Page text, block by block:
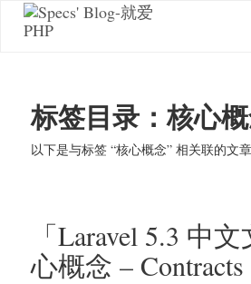
标签目录：核心
以下是与标签 “核心概念” 相关联的文章
「Laravel 5.3 中
心概念 – Contracts